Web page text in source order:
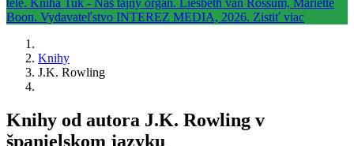
Knihy
J.K. Rowling
Knihy od autora J.K. Rowling v
španielskom jazyku